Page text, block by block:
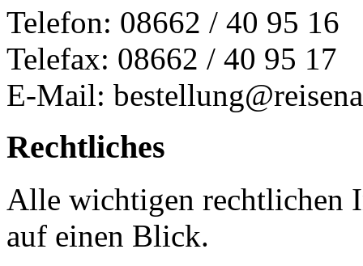
Telefon: 08662 / 40 95 16
Telefax: 08662 / 40 95 17
E-Mail:
Rechtliches
Alle wichtigen rechtlichen
auf einen Blick.